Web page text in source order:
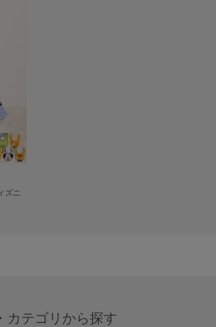
ズニ
カテゴリから探す